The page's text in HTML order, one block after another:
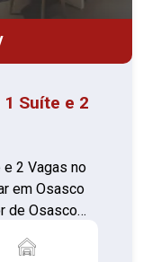
de vida,
Agende
Suíte e 2
2 Vagas no
em Osasco
para